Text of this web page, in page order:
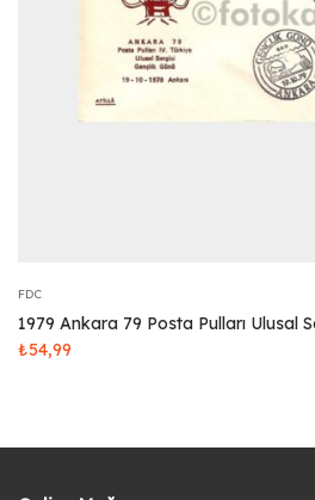
FDC
1979 Ankara 79 Posta Pulları Ulusal
₺54,99